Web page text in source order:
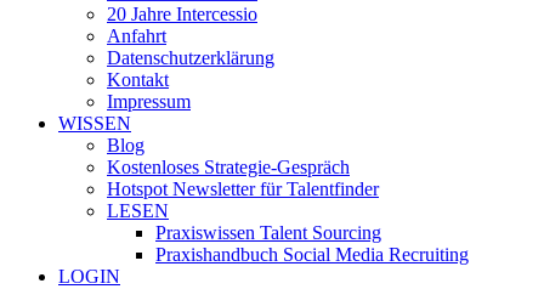
20 Jahre Intercessio
Anfahrt
Datenschutzerklärung
Kontakt
Impressum
WISSEN
Blog
Kostenloses Strategie-Gespräch
Hotspot Newsletter für Talentfinder
LESEN
Praxiswissen Talent Sourcing
Praxishandbuch Social Media Recruiting
LOGIN